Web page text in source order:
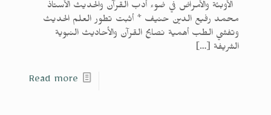
الأوبئة والأمراض في ضوء أدب القرآن والحديث الأستاذ
محمد رفيع الدين حنيف * أثبت تطور العلم الحديث
وتفشي الطب أهمية نصايح القرآن والأحاديث النبوية
الشريفة […]
Read more